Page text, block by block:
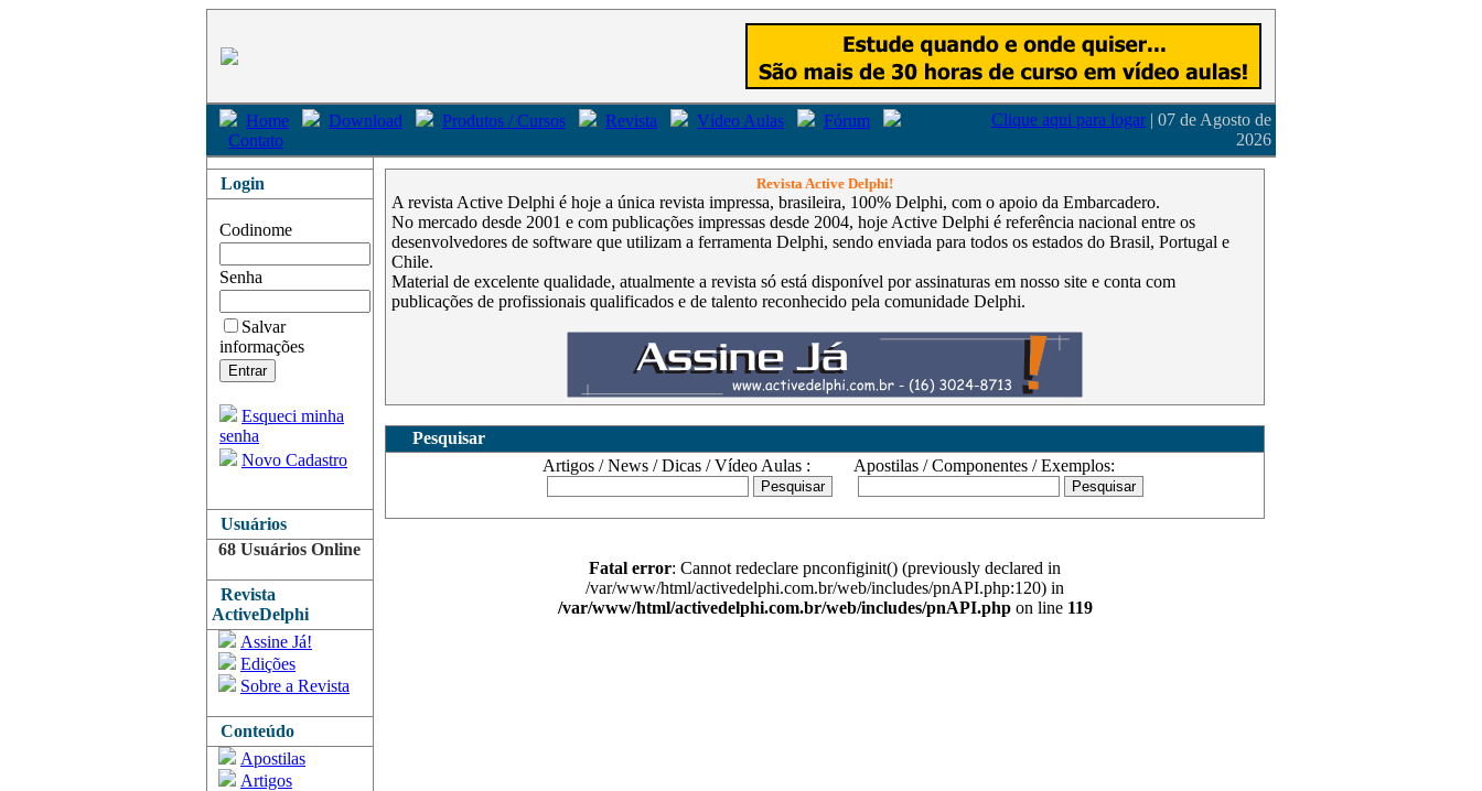
Home Download Produtos / Cursos Revista Vídeo Aulas
Fórum
Contato
Clique aqui para logar | 07 de Agosto de
2026
Login
Codinome
Senha
Salvar
informações
Esqueci minha
senha
Novo Cadastro
Usuários
68 Usuários Online
Revista
ActiveDelphi
Assine Já!
Edições
Sobre a Revista
Conteúdo
Apostilas
Artigos
Revista Active Delphi!
A revista Active Delphi é hoje a única revista impressa, brasileira, 100% Delphi, com o apoio da Embarcadero.
No mercado desde 2001 e com publicações impressas desde 2004, hoje Active Delphi é referência nacional entre os
desenvolvedores de software que utilizam a ferramenta Delphi, sendo enviada para todos os estados do Brasil, Portugal e
Chile.
Material de excelente qualidade, atualmente a revista só está disponível por assinaturas em nosso site e conta com
publicações de profissionais qualificados e de talento reconhecido pela comunidade Delphi.
Pesquisar
Artigos / News / Dicas / Vídeo Aulas :
Apostilas / Componentes / Exemplos:
Fatal error: Cannot redeclare pnconfiginit() (previously declared in
/var/www/html/activedelphi.com.br/web/includes/pnAPI.php:120) in
/var/www/html/activedelphi.com.br/web/includes/pnAPI.phpon line 119